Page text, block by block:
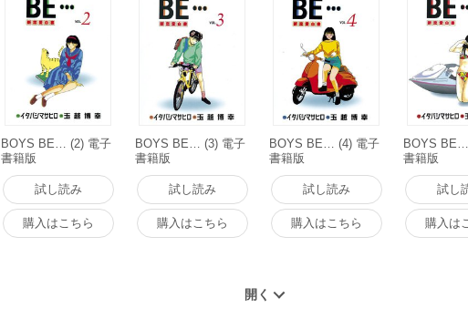
BOYS BE… (2) 電子
書籍版
試し読み
購入はこちら
BOYS BE… (3) 電子
書籍版
試し読み
購入はこちら
BOYS BE… (4) 電子
書籍版
試し読み
購入はこちら
BOYS
書籍版
試し
購入は